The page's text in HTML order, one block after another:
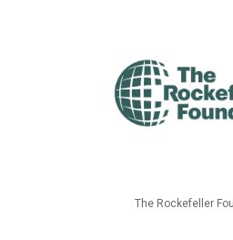
The Rockefeller